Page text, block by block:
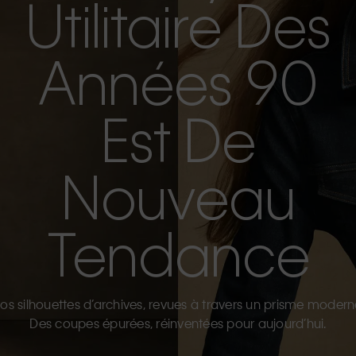
Utilitaire Des
Années 90
Est De
Nouveau
Tendance
silhouettes d’archives, revues à travers un prisme
Des coupes épurées, réinventées pour aujourd’hui.